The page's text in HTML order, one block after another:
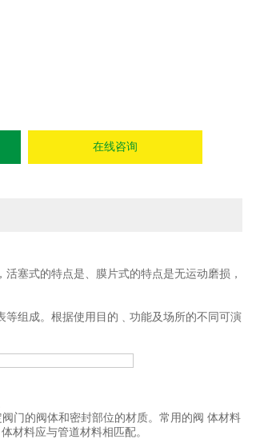
质铸钢品牌聚通
在线咨询
塞式的特点是、膜片式的特点是无运动磨损，
组成。根据使用目的﹑功能及场所的不同可演
门的阀体和密封部位的材质。常用的阀 体材料
材料应与管道材料相匹配。